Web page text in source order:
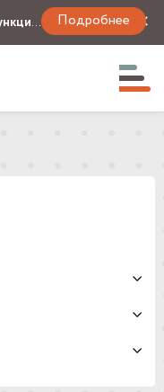
🧠 Теперь с AI! Добавили новые ИИ-функции: фильтрация и скоринг лидов, детект контрагентов и умные отчёты 🚀 Подробнее ✕